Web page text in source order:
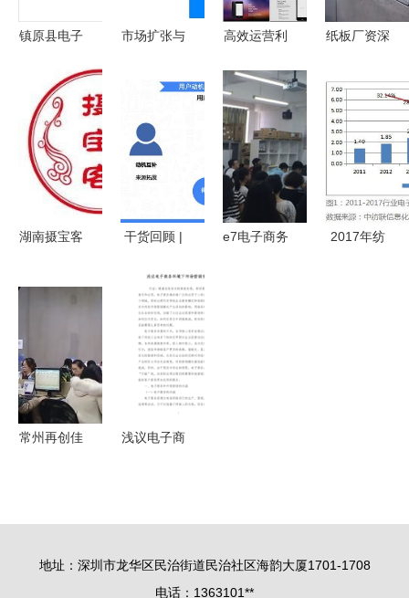
镇原县电子
分析第12期
市场扩张与
天猫成立南
公司的产业
逻辑分析
高效运营利
商务模板套
件下载指南
（含
8.46MB电
商app应用
PPT模板）
纸板厂资深
弄明白这七
大改变，将
让生意更好
做
湖南摄宝客
营管理 解
干货回顾 |
商新增量
激烈竞争下
的破局之路
e7电子商务
2017年纺
常州再创佳
单位
浅议电子商
地址：深圳市龙华区民治街道民治社区海韵大厦1701-1708
电话：1363101**